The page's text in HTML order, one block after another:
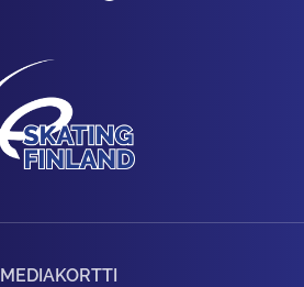
MEDIAKORTTI